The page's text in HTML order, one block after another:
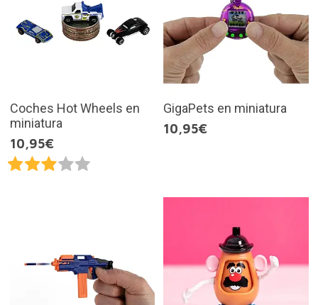
Coches Hot Wheels en
miniatura
10,95€
GigaPets en miniatura
10,95€